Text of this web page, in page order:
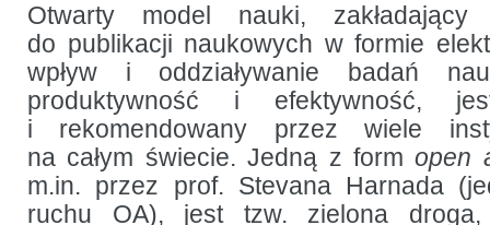
repozytoriów
w krajach
ASEAN
Otwarty model nauki, zakładający
do publikacji naukowych w formie
wpływ i oddziaływanie badań
produktywność i efektywność,
i rekomendowany przez wiele
na całym świecie. Jedną z formopen
m.in. przez prof. Stevana Harnada
ruchu OA), jest tzw. zielona droga,